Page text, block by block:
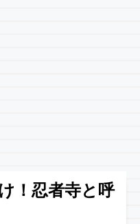
！忍者寺と呼